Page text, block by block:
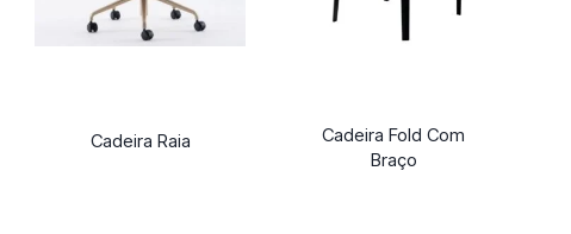
Cadeira Raia
Cadeira Fold Com
Braço